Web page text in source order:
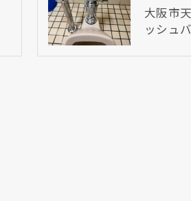
大阪市
ッシュ